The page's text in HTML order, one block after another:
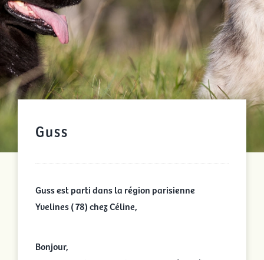
Guss
Guss est parti dans la région parisienne
Yvelines ( 78) chez Céline,
Bonjour,